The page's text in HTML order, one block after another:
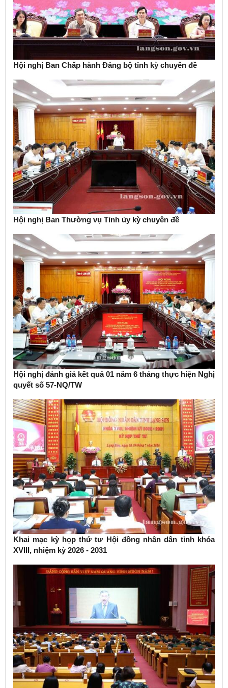
Hội nghị Ban Chấp hành Đảng bộ tỉnh kỳ chuyên đề
Hội nghị Ban Thường vụ Tỉnh ủy kỳ chuyên đề
Hội nghị đánh giá kết quả 01 năm 6 tháng thực hiện Nghị
quyết số 57-NQ/TW
Khai mạc kỳ họp thứ tư Hội đồng nhân dân tỉnh khóa
XVIII, nhiệm kỳ 2026 - 2031